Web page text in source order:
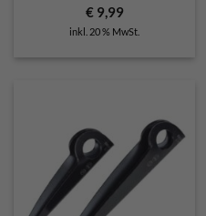
€9,99
inkl. 20 % MwSt.